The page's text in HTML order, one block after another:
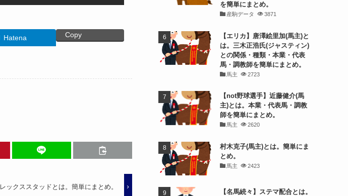
Hatena Copy
レックススタッドとは。簡単にまとめ。
を簡単にまとめ。
産駒データ 3871
【エリカ】唐澤絵里加(馬主)と
は。三木正浩氏(ジャスティン)
との関係・種類・本業・代表
馬・調教師を簡単にまとめ。
馬主 2723
【not野球選手】近藤健介(馬
主)とは。本業・代表馬・調教
師を簡単にまとめ。
馬主 2620
村木克子(馬主)とは。簡単にま
とめ。
馬主 2423
【名馬続々】ステマ配合とは。